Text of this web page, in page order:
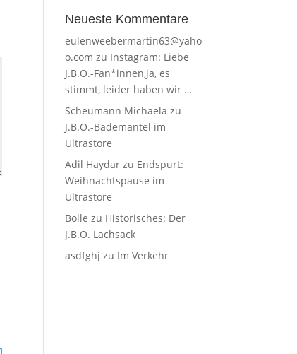
Neueste Kommentare
eulenweebermartin63@yaho
o.com zu Instagram: Liebe
J.B.O.-Fan*innen,ja, es
stimmt, leider haben wir …
Scheumann Michaela zu
J.B.O.-Bademantel im
Ultrastore
Adil Haydar zu Endspurt:
Weihnachtspause im
Ultrastore
Bolle zu Historisches: Der
J.B.O. Lachsack
asdfghj zu Im Verkehr